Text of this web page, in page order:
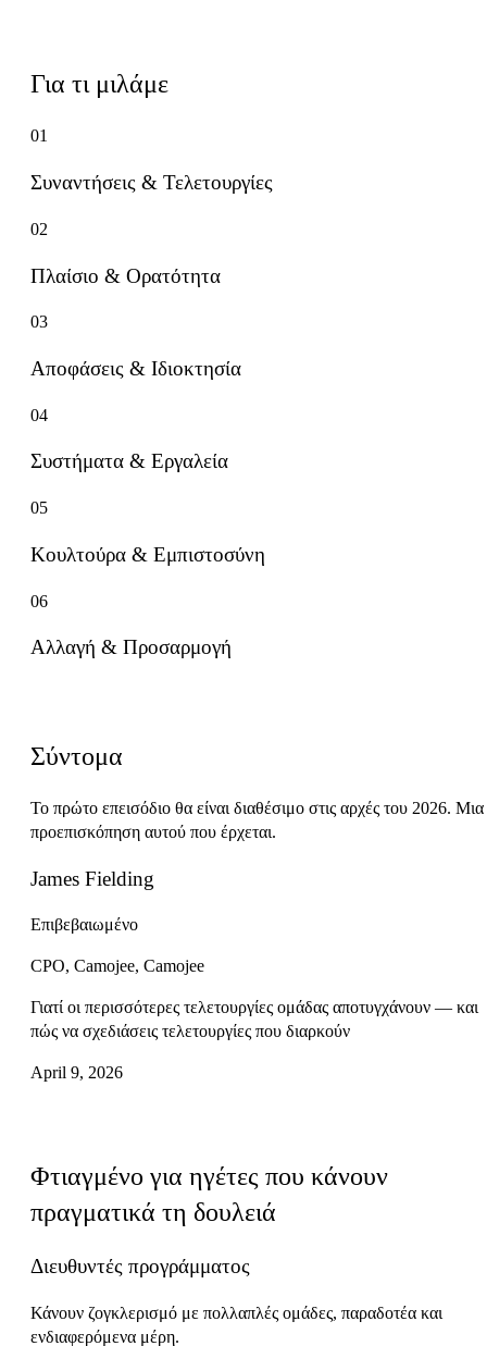
Για τι μιλάμε
01
Συναντήσεις & Τελετουργίες
02
Πλαίσιο & Ορατότητα
03
Αποφάσεις & Ιδιοκτησία
04
Συστήματα & Εργαλεία
05
Κουλτούρα & Εμπιστοσύνη
06
Αλλαγή & Προσαρμογή
Σύντομα
Το πρώτο επεισόδιο θα είναι διαθέσιμο στις αρχές του 2026. Μια
προεπισκόπηση αυτού που έρχεται.
James Fielding
Επιβεβαιωμένο
CPO, Camojee, Camojee
Γιατί οι περισσότερες τελετουργίες ομάδας αποτυγχάνουν — και
πώς να σχεδιάσεις τελετουργίες που διαρκούν
April 9, 2026
Φτιαγμένο για ηγέτες που κάνουν
πραγματικά τη δουλειά
Διευθυντές προγράμματος
Κάνουν ζογκλερισμό με πολλαπλές ομάδες, παραδοτέα και
ενδιαφερόμενα μέρη.